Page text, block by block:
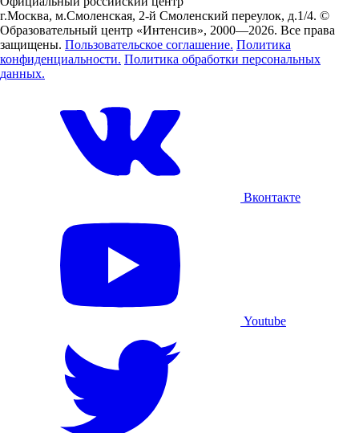
г.Москва, м.Смоленская, 2-й Смоленский переулок, д.1/4. ©
Образовательный центр «Интенсив», 2000—2026. Все права
защищены. Пользовательское соглашение. Политика
конфиденциальности. Политика обработки персональных
данных.
Вконтакте
Youtube